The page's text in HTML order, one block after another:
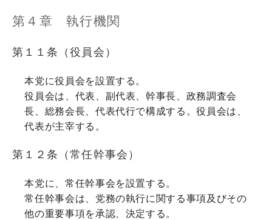
第４章 執行機関
第１１条（役員会）
本党に役員会を設置する。
役員会は、代表、副代表、幹事長、政務調査会
長、総務会長、代表代行で構成する。役員会は、
代表が主宰する。
第１２条（常任幹事会）
本党に、常任幹事会を設置する。
常任幹事会は、党務の執行に関する事項及びその
他の重要事項を承認、決定する。